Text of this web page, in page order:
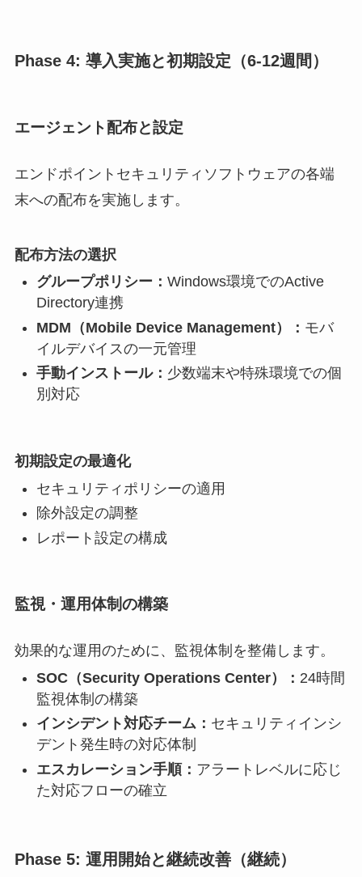
Phase 4: 導入実施と初期設定（6-12週間）
エージェント配布と設定
エンドポイントセキュリティソフトウェアの各端
末への配布を実施します。
配布方法の選択
グループポリシー： Windows環境でのActive
Directory連携
MDM（Mobile Device Management）： モバ
イルデバイスの一元管理
手動インストール： 少数端末や特殊環境での個
別対応
初期設定の最適化
セキュリティポリシーの適用
除外設定の調整
レポート設定の構成
監視・運用体制の構築
効果的な運用のために、監視体制を整備します。
SOC（Security Operations Center）： 24時間
監視体制の構築
インシデント対応チーム： セキュリティインシ
デント発生時の対応体制
エスカレーション手順： アラートレベルに応じ
た対応フローの確立
Phase 5: 運用開始と継続改善（継続）